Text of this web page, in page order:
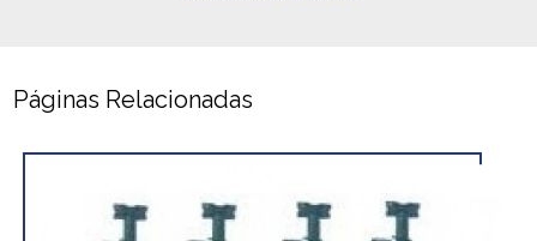
Páginas Relacionadas